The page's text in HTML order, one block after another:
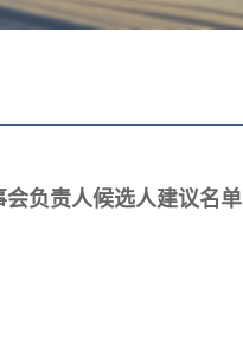
负责人候选人建议名单